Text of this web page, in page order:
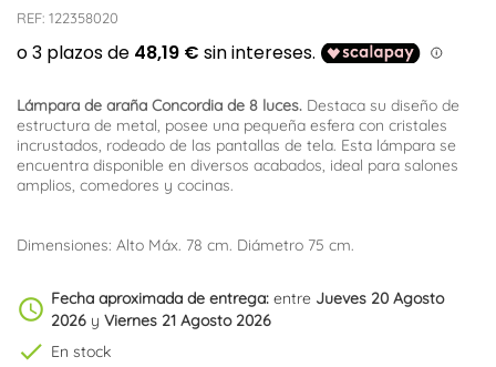
REF: 122358020
Lámpara de araña Concordia de 8 luces. Destaca su diseño de
estructura de metal, posee una pequeña esfera con cristales
incrustados, rodeado de las pantallas de tela. Esta lámpara se
encuentra disponible en diversos acabados, ideal para salones
amplios, comedores y cocinas.
Dimensiones: Alto Máx. 78 cm. Diámetro 75 cm.
schedule Fecha aproximada de entrega: entre Jueves 20 Agosto
2026 y Viernes 21 Agosto 2026
check En stock